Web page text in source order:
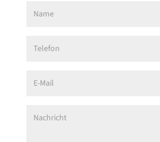
Name
Telefon
E-Mail
Nachricht